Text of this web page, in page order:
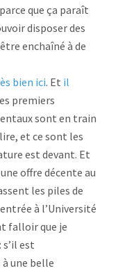
que ça paraît
disposer des
enchaîné à de
bien ici. Et il
premiers
sont en train
et ce sont les
est devant. Et
offre décente au
les piles de
à l’Université
falloir que je
est
à une belle